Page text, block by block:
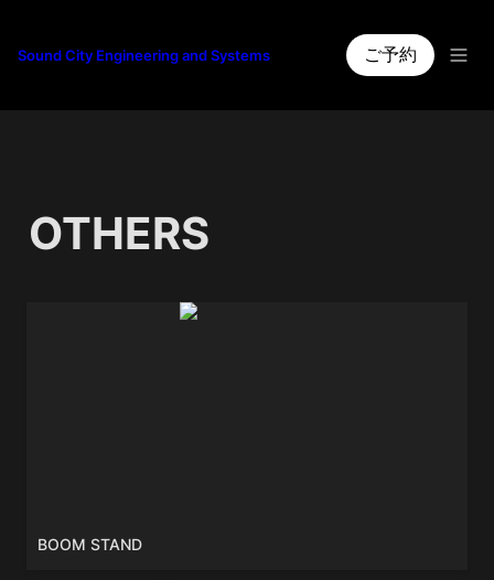
Sound City Engineering and Systems ご予約
OTHERS
BOOM STAND
BOOM STAND